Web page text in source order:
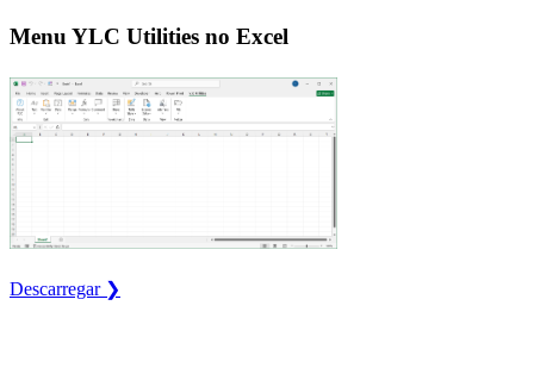
Menu YLC Utilities no Excel
Descarregar ❯